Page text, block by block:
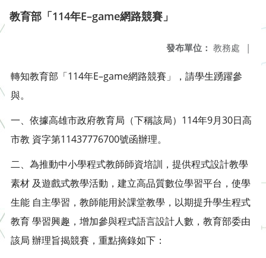
教育部「114年E–game網路競賽」
發布單位： 教務處 |
轉知教育部「114年E–game網路競賽」，請學生踴躍參
與。
一、依據高雄市政府教育局（下稱該局）114年9月30日高
市教 資字第11437776700號函辦理。
二、為推動中小學程式教師師資培訓，提供程式設計教學
素材 及遊戲式教學活動，建立高品質數位學習平台，使學
生能 自主學習，教師能用於課堂教學，以期提升學生程式
教育 學習興趣，增加參與程式語言設計人數，教育部委由
該局 辦理旨揭競賽，重點摘錄如下：